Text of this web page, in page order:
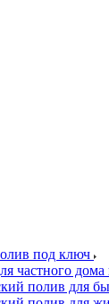
под ключ
частного
полив для